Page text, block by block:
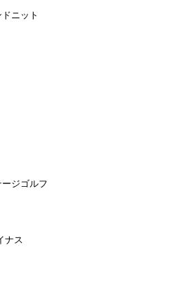
ニット
ジゴルフ
ナス